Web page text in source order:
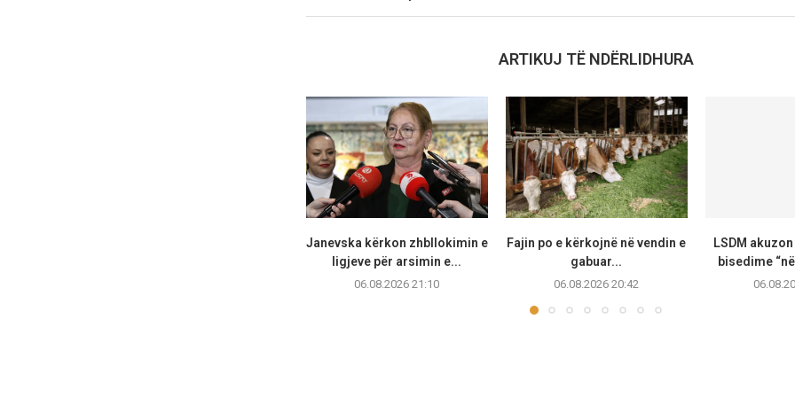
ARTIKUJ TË NDËRLIDHURA
Janevska kërkon zhbllokimin e
ligjeve për arsimin e...
06.08.2026 21:10
Fajin po e kërkojnë në vendin e
gabuar...
06.08.2026 20:42
LSDM
bisedime